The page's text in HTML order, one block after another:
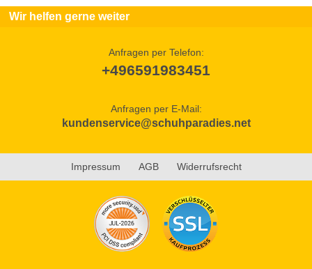
Wir helfen gerne weiter
Anfragen per Telefon:
+496591983451
Anfragen per E-Mail:
kundenservice@schuhparadies.net
Impressum AGB Widerrufsrecht